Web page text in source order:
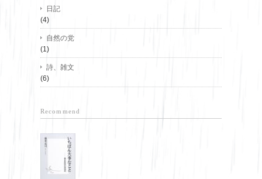
日記
(4)
自然の党
(1)
詩、雑文
(6)
Recommend